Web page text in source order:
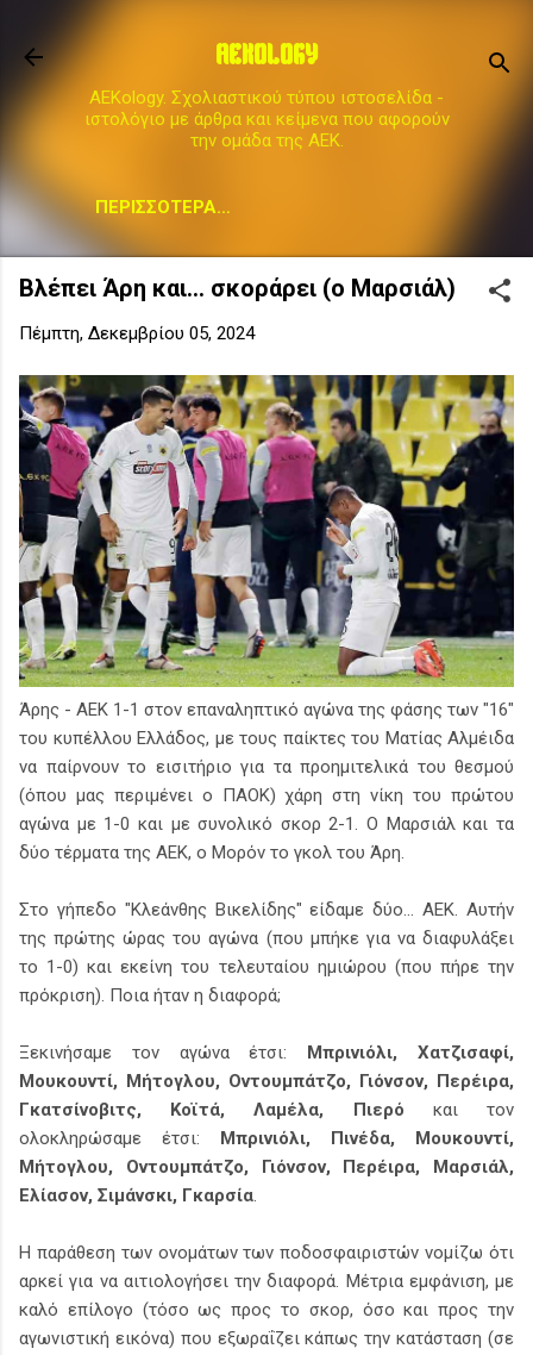
AEKOLOGY
AEKology. Σχολιαστικού τύπου ιστοσελίδα -
ιστολόγιο με άρθρα και κείμενα που αφορούν
την ομάδα της ΑΕΚ.
ΠΕΡΙΣΣΌΤΕΡΑ…
Βλέπει Άρη και... σκοράρει (ο Μαρσιάλ)
Πέμπτη, Δεκεμβρίου 05, 2024
Άρης - ΑΕΚ 1-1 στον επαναληπτικό αγώνα της φάσης των "16"
του κυπέλλου Ελλάδος, με τους παίκτες του Ματίας Αλμέιδα
να παίρνουν το εισιτήριο για τα προημιτελικά του θεσμού
(όπου μας περιμένει ο ΠΑΟΚ) χάρη στη νίκη του πρώτου
αγώνα με 1-0 και με συνολικό σκορ 2-1. Ο Μαρσιάλ και τα
δύο τέρματα της ΑΕΚ, ο Μορόν το γκολ του Άρη.
Στο γήπεδο "Κλεάνθης Βικελίδης" είδαμε δύο... ΑΕΚ. Αυτήν
της πρώτης ώρας του αγώνα (που μπήκε για να διαφυλάξει
το 1-0) και εκείνη του τελευταίου ημιώρου (που πήρε την
πρόκριση). Ποια ήταν η διαφορά;
Ξεκινήσαμε τον αγώνα έτσι:
Μπρινιόλι, Χατζισαφί,
Μουκουντί, Μήτογλου, Οντουμπάτζο, Γιόνσον, Περέιρα,
Γκατσίνοβιτς, Κοϊτά, Λαμέλα, Πιερό και τον
ολοκληρώσαμε έτσι:
Μπρινιόλι, Πινέδα, Μουκουντί,
Μήτογλου, Οντουμπάτζο, Γιόνσον, Περέιρα, Μαρσιάλ,
Ελίασον, Σιμάνσκι, Γκαρσία.
Η παράθεση των ονομάτων των ποδοσφαιριστών νομίζω ότι
αρκεί για να αιτιολογήσει την διαφορά. Μέτρια εμφάνιση, με
καλό επίλογο (τόσο ως προς το σκορ, όσο και προς την
αγωνιστική εικόνα) που εξωραΐζει κάπως την κατάσταση (σε